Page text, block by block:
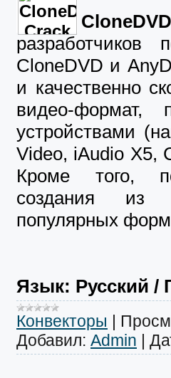
разработчиков
CloneDVD и
и качественно
видео-формат,
устройствами
Video, iAudio X5,
Кроме того,
создания из
популярных
Язык: Русский /
Конвекторы |
Добавил: Admin |